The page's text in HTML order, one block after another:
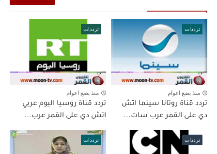
ترددات
منذ بضع اعوام
تردد قناة روتانا سينما اتش
دي على القمر عرب سات...
ترددات
منذ بضع اعوام
تردد قناة روسيا اليوم عربي
اتش دي على القمر عرب...
ترددات ترددات